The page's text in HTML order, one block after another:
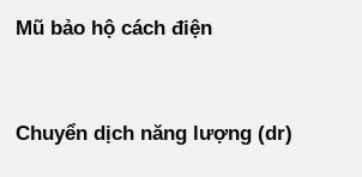
Mũ bảo hộ cách điện
Chuyển dịch năng lượng (dr)